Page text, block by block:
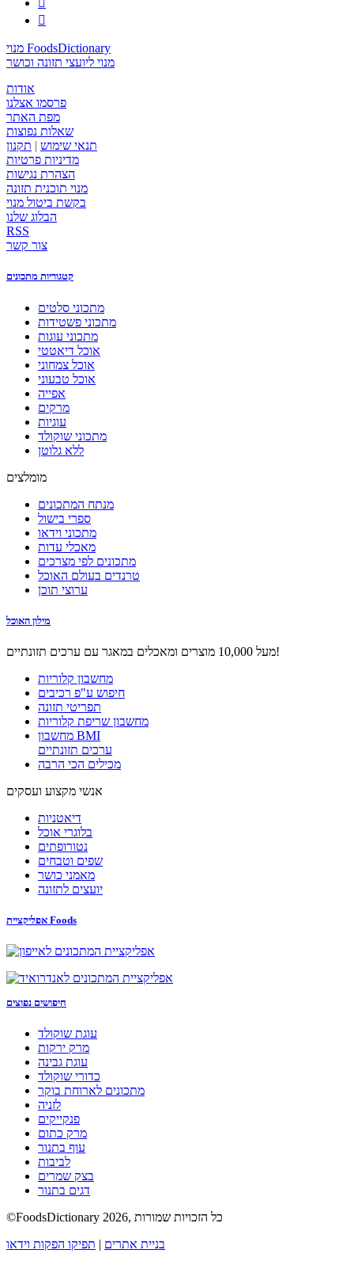


מנוי FoodsDictionary
מנוי ליועצי תזונה וכושר
אודות
פרסמו אצלנו
מפת האתר
שאלות נפוצות
תנאי שימוש | תקנון
מדיניות פרטיות
הצהרת נגישות
מנוי תוכנית תזונה
בקשת ביטול מנוי
הבלוג שלנו
RSS
צור קשר
קטגוריות מתכונים
מתכוני סלטים
מתכוני פשטידות
מתכוני עוגות
אוכל דיאטטי
אוכל צמחוני
אוכל טבעוני
אפייה
מרקים
עוגיות
מתכוני שוקולד
ללא גלוטן
מומלצים
מנתח המתכונים
ספרי בישול
מתכוני וידאו
מאכלי עדות
מתכונים לפי מצרכים
טרנדים בעולם האוכל
ערוצי תוכן
מילון האוכל
מעל 10,000 מוצרים ומאכלים במאגר עם ערכים תזונתיים!
מחשבון קלוריות
חיפוש ע"פ רכיבים
תפריטי תזונה
מחשבון שריפת קלוריות
מחשבון BMI
ערכים תזונתיים
מכילים הכי הרבה
אנשי מקצוע ועסקים
דיאטניות
בלוגרי אוכל
נטורופתים
שפים וטבחים
מאמני כושר
יועצים לתזונה
אפליקציית Foods
חיפושים נפוצים
עוגת שוקולד
מרק ירקות
עוגת גבינה
כדורי שוקולד
מתכונים לארוחת בוקר
לזניה
פנקייקים
מרק כתום
עוף בתנור
לביבות
בצק שמרים
דגים בתנור
©FoodsDictionary 2026, כל הזכויות שמורות
בניית אתרים | תפיקו הפקות וידאו